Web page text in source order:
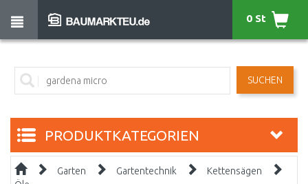
SUCHEN
0 St
PRODUKTKATEGORIEN
Garten Gartentechnik
Kettensägen